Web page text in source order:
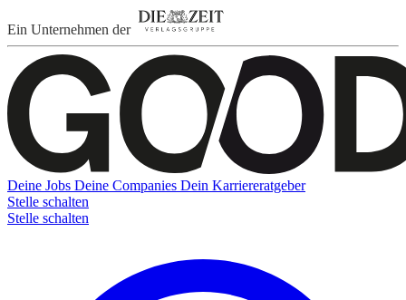
Ein Unternehmen der
Deine Jobs Deine Companies Dein Karriereratgeber
Stelle schalten
Stelle schalten